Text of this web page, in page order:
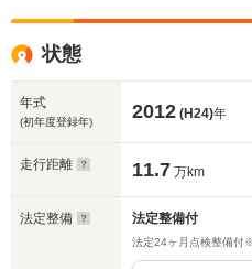
状態
年式
(初年度登録年) 2012 (H24)年
走行距離 11.7 万km
法定整備 法定整備付
法定24ヶ月点検整備付